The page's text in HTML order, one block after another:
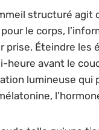
structuré agit
le corps,
prise. Éteindre les
heure avant le
lumineuse qui